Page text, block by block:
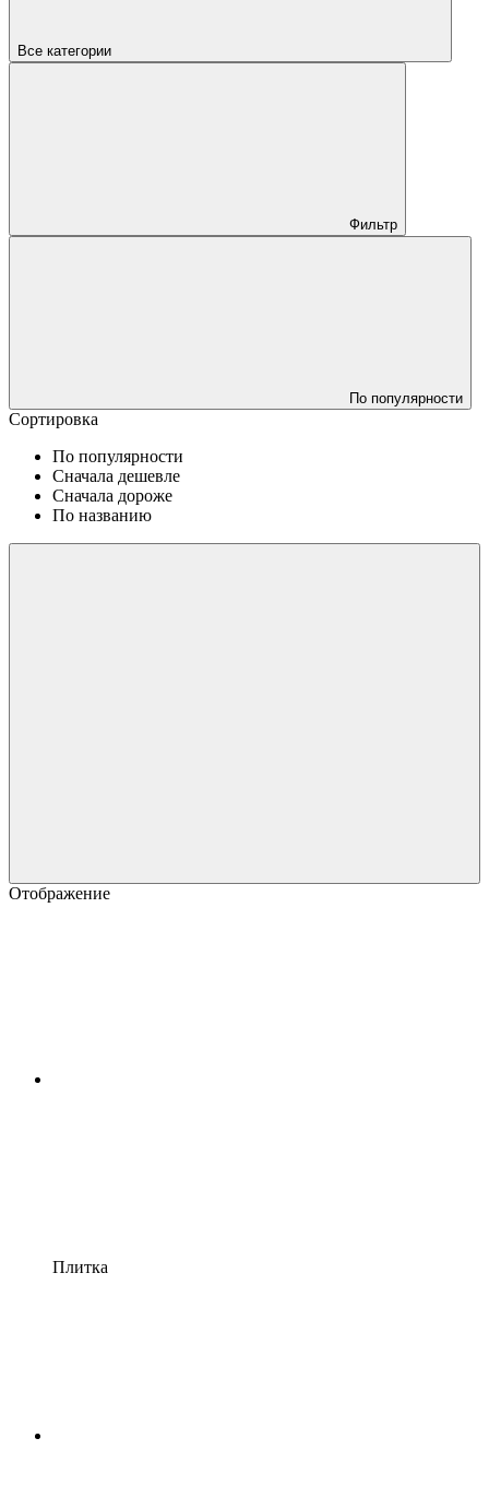
Все категории
Фильтр
По популярности
Сортировка
По популярности
Сначала дешевле
Сначала дороже
По названию
Отображение
Плитка